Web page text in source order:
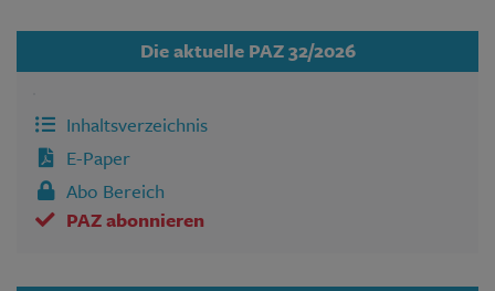
Die aktuelle PAZ 32/2026
Inhaltsverzeichnis
E-Paper
Abo Bereich
PAZ abonnieren